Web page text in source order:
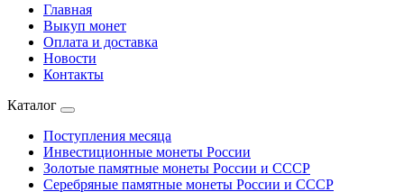
Главная
Выкуп монет
Оплата и доставка
Новости
Контакты
Каталог
Поступления месяца
Инвестиционные монеты России
Золотые памятные монеты России и СССР
Серебряные памятные монеты России и СССР